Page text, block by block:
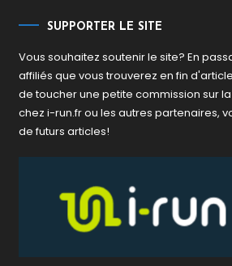
SUPPORTER LE SITE
Vous souhaitez soutenir le site? En
affiliés que vous trouverez en fin
de toucher une petite commission sur
chez i-run.fr ou les autres partenaires,
de futurs articles!